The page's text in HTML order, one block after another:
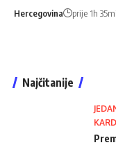
Hercegovina prije 1h
Najčitanije